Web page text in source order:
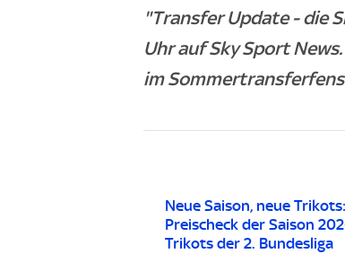
"Transfer Update - die
Uhr auf Sky Sport
im
Neue Saison, neue
Preischeck der Saison
Trikots der 2. Bundesliga